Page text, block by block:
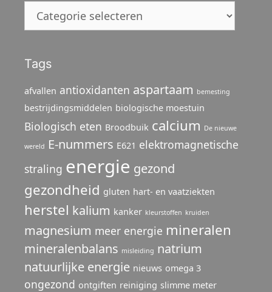
Categorieën
Tags
afvallen antioxidanten aspartaam bemesting
bestrijdingsmiddelen biologische moestuin
Biologisch eten Broodbuik calcium De nieuwe
wereld E-nummers E621 elektromagnetische
straling energie gezond
gezondheid gluten hart- en vaatziekten
herstel kalium kanker kleurstoffen kruiden
magnesium meer energie mineralen
mineralenbalans misleiding natrium
natuurlijke energie nieuws omega 3
ongezond ontgiften reiniging slimme meter